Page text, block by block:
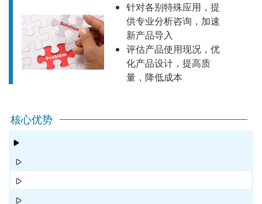
针对各别特殊应用，提
供专业分析咨询，加速
新产品导入
评估产品使用现况，优
化产品设计，提高质
量，降低成本
核心优势